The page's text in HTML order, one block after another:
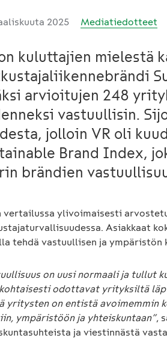
2025 Mediatiedotteet
kuluttajien mielestä
arvioitujen 248
vastuullisin.
jolloin VR oli
Brand Index,
brändien
vertailussa ylivoimaisesti
Asiakkaat
tehdä vastuullisen ja ympäristön
on uusi normaali ja tullut
odottavat yrityksiltä
yritysten on entistä avoimemmin
ympäristöön ja yhteiskuntaan”,
ja viestinnästä